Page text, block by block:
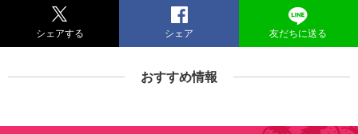
シェアする シェア 友だちに送る
おすすめ情報